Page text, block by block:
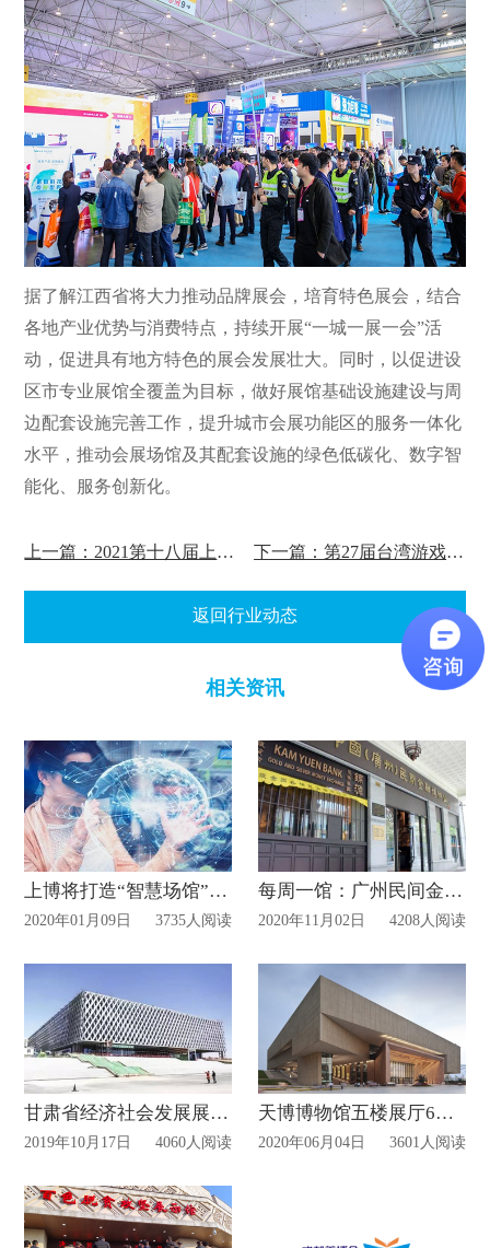
据了解江西省将大力推动品牌展会，培育特色展会，结合
各地产业优势与消费特点，持续开展“一城一展一会”活
动，促进具有地方特色的展会发展壮大。同时，以促进设
区市专业展馆全覆盖为目标，做好展馆基础设施建设与周
边配套设施完善工作，提升城市会展功能区的服务一体化
水平，推动会展场馆及其配套设施的绿色低碳化、数字智
能化、服务创新化。
上一篇：2021第十八届上海国际箱包展览会 下一篇：第27届台湾游戏展GTI延期至2022年4月份
返回行业动态
相关资讯
上博将打造“智慧场馆”：AI展厅导览和AI文物科研先行
2020年01月09日 3735人阅读
每周一馆：广州民间金融博物馆
2020年11月02日 4208人阅读
甘肃省经济社会发展展览馆已开馆运营！
2019年10月17日 4060人阅读
天博博物馆五楼展厅6月3日开放！
2020年06月04日 3601人阅读